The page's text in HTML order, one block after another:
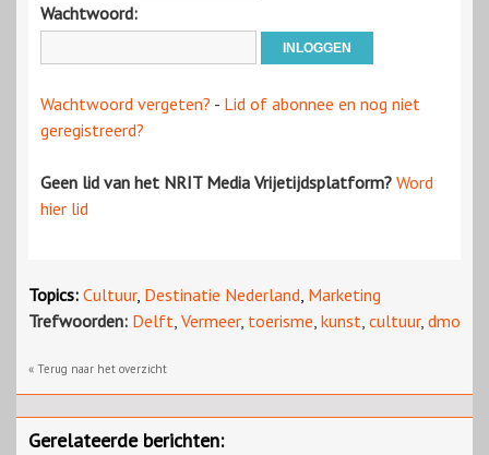
Wachtwoord:
Wachtwoord vergeten? - Lid of abonnee en nog niet
geregistreerd?
Geen lid van het NRIT Media Vrijetijdsplatform? Word
hier lid
Topics: Cultuur, Destinatie Nederland, Marketing
Trefwoorden: Delft, Vermeer, toerisme, kunst, cultuur, dmo
« Terug naar het overzicht
Gerelateerde berichten: